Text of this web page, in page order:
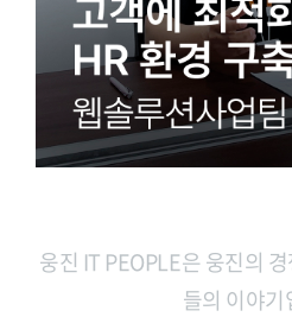
웅진 IT PEOPLE은 웅진의
들의 이야